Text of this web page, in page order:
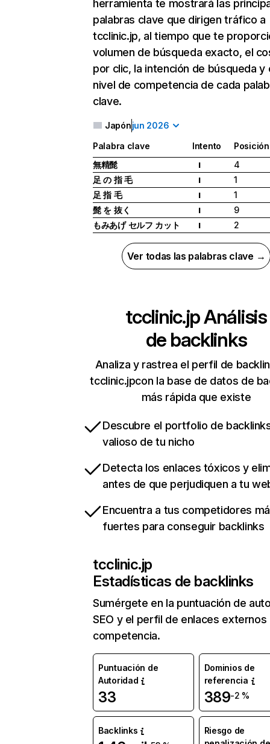
herramienta te mostrará las
palabras clave que dirigen tráfico a
tcclinic.jp, al tiempo que te
volumen de búsqueda exacto, el
por clic, la intención de búsqueda y
nivel de competencia de cada
clave.
Japónjun 2026
Palabra clave Intento
Posición
無精髭
I
4
足 の 指 毛
I
1
足 指 毛
I
1
髭 を 抜く
I
9
もみあげ セルフ カット
I 2
Ver todas las palabras clave →
tcclinic.jpAnálisis
de backlinks
Analiza y rastrea el perfil de
tcclinic.jpcon la base de datos de
más rápida que existe
Descubre el portfolio de
valioso de tu nicho
Detecta los enlaces tóxicos y
antes de que perjudiquen a tu
Encuentra a tus competidores
fuertes para conseguir backlinks
tcclinic.jp
Estadísticas de backlinks
Sumérgete en la puntuación de
SEO y el perfil de enlaces externos
competencia.
Puntuación de
Autoridad
33
Dominios de
referencia
389-2 %
Backlinks
Riesgo de